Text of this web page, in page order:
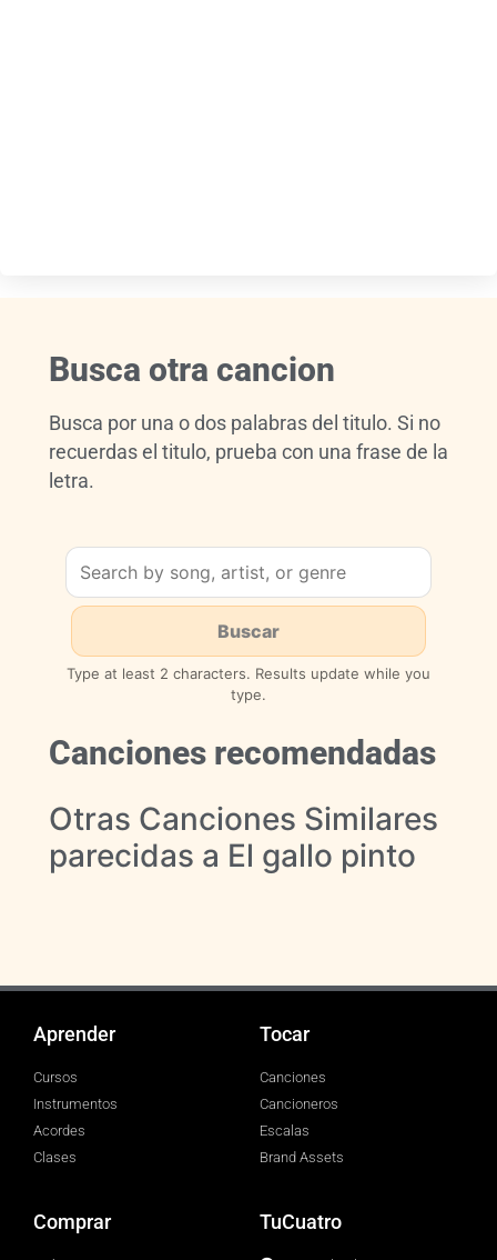
Busca otra cancion
Busca por una o dos palabras del titulo. Si no
recuerdas el titulo, prueba con una frase de la
letra.
Type at least 2 characters. Results update while you
type.
Canciones recomendadas
Otras Canciones Similares
parecidas a El gallo pinto
Aprender
Cursos
Instrumentos
Acordes
Clases
Tocar
Canciones
Cancioneros
Escalas
Brand Assets
Comprar TuCuatro